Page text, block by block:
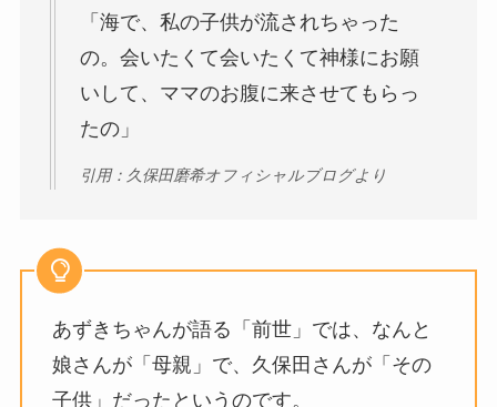
「海で、私の子供が流されちゃった
の。会いたくて会いたくて神様にお願
いして、ママのお腹に来させてもらっ
たの」
引用：久保田磨希オフィシャルブログより
あずきちゃんが語る「前世」では、なんと
娘さんが「母親」で、久保田さんが「その
子供」だったというのです。